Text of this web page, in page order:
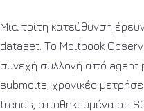
Μια τρίτη κατεύθυνση
dataset. Το Moltbook
συνεχή συλλογή από agent
submolts, χρονικές
trends, αποθηκευμένα σε